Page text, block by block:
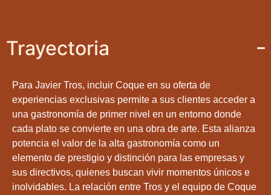
Trayectoria
Para Javier Tros, incluir Coque en su oferta de
experiencias exclusivas permite a sus clientes acceder a
una gastronomía de primer nivel en un entorno donde
cada plato se convierte en una obra de arte. Esta alianza
potencia el valor de la alta gastronomía como un
elemento de prestigio y distinción para las empresas y
sus directivos, quienes buscan vivir momentos únicos e
inolvidables. La relación entre Tros y el equipo de Coque